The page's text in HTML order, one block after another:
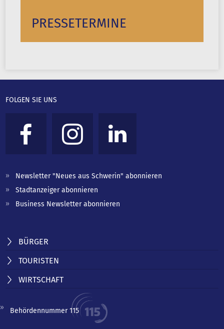
PRESSETERMINE
FOLGEN SIE UNS
Newsletter "Neues aus Schwerin" abonnieren
Stadtanzeiger abonnieren
Business Newsletter abonnieren
BÜRGER
TOURISTEN
WIRTSCHAFT
Behördennummer 115